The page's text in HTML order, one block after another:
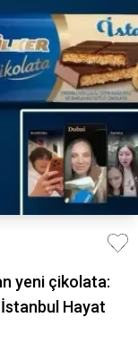
yeni çikolata:
Hayat